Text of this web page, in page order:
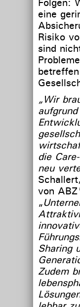
eine
Risiko
sind
„Wir
die
neu
von
„
Sharing
Zudem